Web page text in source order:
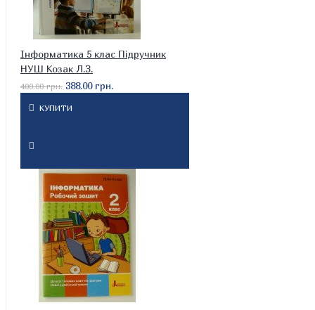
Інформатика 5 клас Підручник
НУШ Козак Л.З.
400.00 грн. 388.00 грн.
КУПИТИ